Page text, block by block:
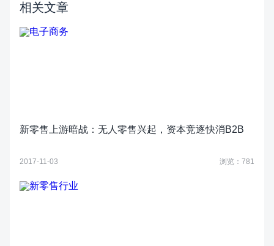
相关文章
新零售上游暗战：无人零售兴起，资本竞逐快消B2B
2017-11-03 浏览：781